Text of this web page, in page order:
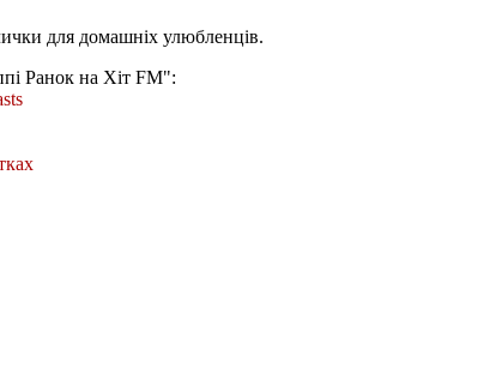
для домашніх улюбленців.
Ранок на Хіт FM":